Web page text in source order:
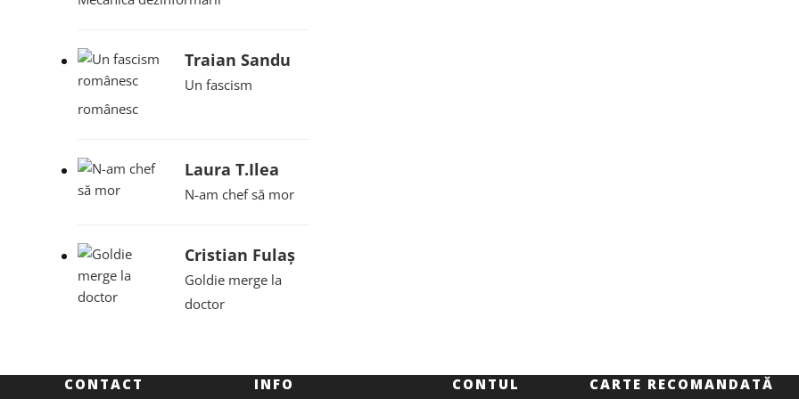
Traian Sandu
Un fascism
românesc
Laura T.Ilea
N-am chef să mor
Cristian Fulaș
Goldie merge la
doctor
CONTACT INFO CONTUL CARTE RECOMANDATĂ